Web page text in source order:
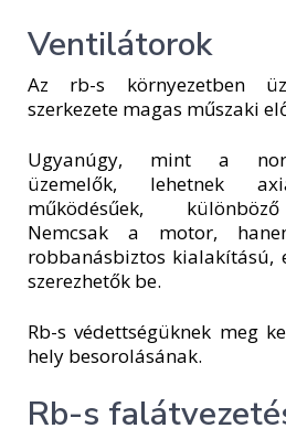
Ventilátorok
Az rb-s környezetben
szerkezete magas műszaki
Ugyanúgy, mint a
üzemelők, lehetnek
működésűek,
Nemcsak a motor,
robbanásbiztos kialakítású,
szerezhetők be.
Rb-s védettségüknek meg
hely besorolásának.
Rb-s